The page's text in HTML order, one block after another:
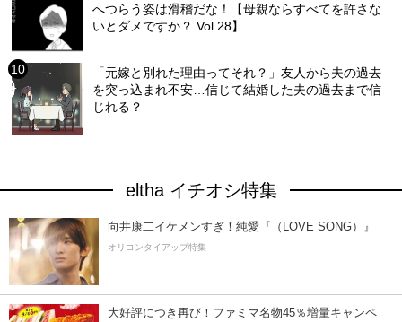
へつらう姿は滑稽だな！【母親ならすべてを許さな
いとダメですか？ Vol.28】
「元嫁と別れた理由ってそれ？」友人から夫の過去
を突っ込まれ不安…信じて結婚した夫の過去まで信
じれる？
eltha イチオシ特集
向井康二イケメンすぎ！純愛『（LOVE SONG）』
オリコンタイアップ特集
大好評につき再び！ファミマ名物45％増量キャンペ